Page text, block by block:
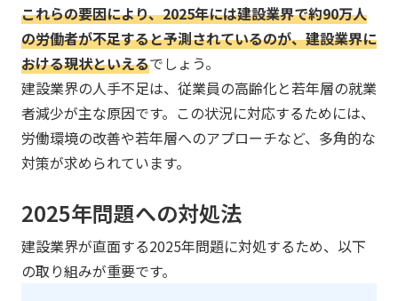
​​​これらの要因により、2025年には建設業界で約90万人
の労働者が不足すると予測されているのが、建設業界に
おける現状といえるでしょう。
建設業界の人手不足は、従業員の高齢化と若年層の就業
者減少が主な原因です。この状況に対応するためには、
労働環境の改善や若年層へのアプローチなど、多角的な
対策が求められています。
2025年問題への対処法
建設業界が直面する2025年問題に対処するため、以下
の取り組みが重要です。